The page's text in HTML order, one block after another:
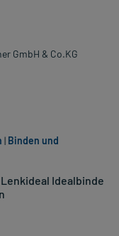
GmbH & Co.KG
Idealbinde
| Binden und